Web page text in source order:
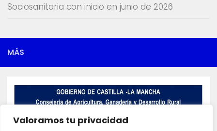
Valoramos tu privacidad
Sociosanitaria con inicio en junio de 2026
MÁS